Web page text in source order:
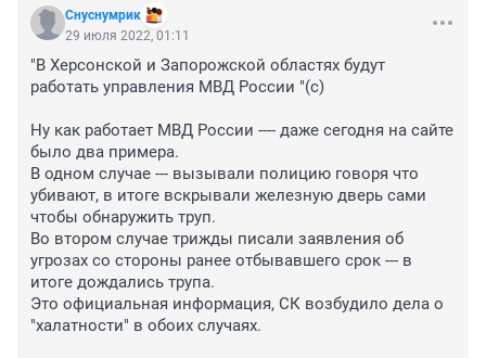
Снуснумрик
29 июля 2022, 01:11
"В Херсонской и Запорожской областях будут
работать управления МВД России "(с)
Ну как работает МВД России ---- даже сегодня на сайте
было два примера.
В одном случае --- вызывали полицию говоря что
убивают, в итоге вскрывали железную дверь сами
чтобы обнаружить труп.
Во втором случае трижды писали заявления об
угрозах со стороны ранее отбывавшего срок --- в
итоге дождались трупа.
Это официальная информация, СК возбудило дела о
"халатности" в обоих случаях.